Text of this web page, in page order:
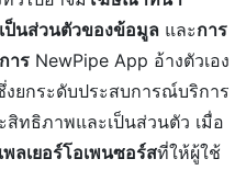
ป็นส่วนตัวของข้อมูล และการ
าร NewPipe App อ้างตัวเอง
ยกระดับประสบการณ์บริการ
ทธิภาพและเป็นส่วนตัว เมื่อ
พลเยอร์โอเพนซอร์สที่ให้ผู้ใช้